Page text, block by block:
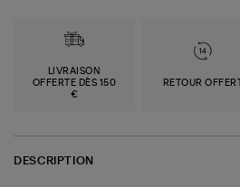
LIVRAISON
OFFERTE DÈS 150
€
RETOUR OFFERT
DESCRIPTION